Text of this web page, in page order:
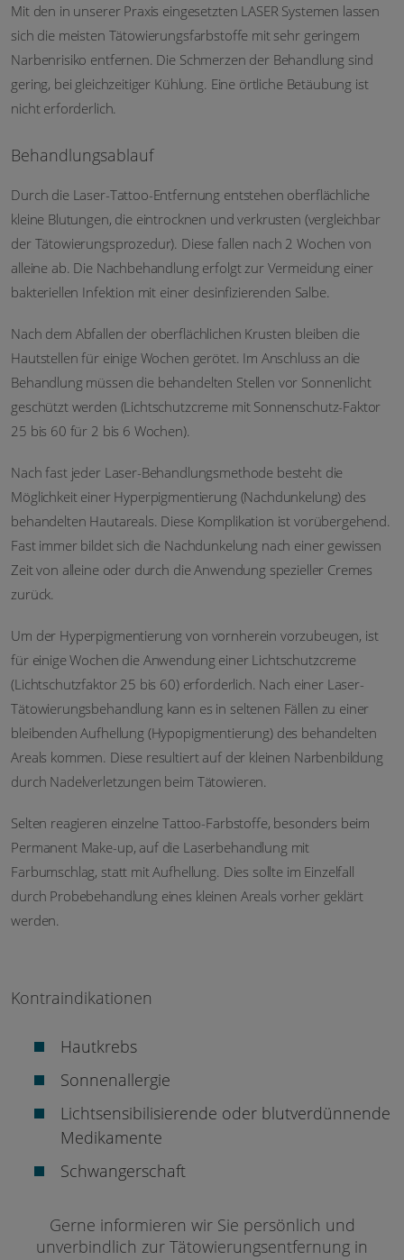
Mit den in unserer Praxis eingesetzten LASER Systemen lassen
sich die meisten Tätowierungsfarbstoffe mit sehr geringem
Narbenrisiko entfernen. Die Schmerzen der Behandlung sind
gering, bei gleichzeitiger Kühlung. Eine örtliche Betäubung ist
nicht erforderlich.
Behandlungsablauf
Durch die Laser-Tattoo-Entfernung entstehen oberflächliche
kleine Blutungen, die eintrocknen und verkrusten (vergleichbar
der Tätowierungsprozedur). Diese fallen nach 2 Wochen von
alleine ab. Die Nachbehandlung erfolgt zur Vermeidung einer
bakteriellen Infektion mit einer desinfizierenden Salbe.
Nach dem Abfallen der oberflächlichen Krusten bleiben die
Hautstellen für einige Wochen gerötet. Im Anschluss an die
Behandlung müssen die behandelten Stellen vor Sonnenlicht
geschützt werden (Lichtschutzcreme mit Sonnenschutz-Faktor
25 bis 60 für 2 bis 6 Wochen).
Nach fast jeder Laser-Behandlungsmethode besteht die
Möglichkeit einer Hyperpigmentierung (Nachdunkelung) des
behandelten Hautareals. Diese Komplikation ist vorübergehend.
Fast immer bildet sich die Nachdunkelung nach einer gewissen
Zeit von alleine oder durch die Anwendung spezieller Cremes
zurück.
Um der Hyperpigmentierung von vornherein vorzubeugen, ist
für einige Wochen die Anwendung einer Lichtschutzcreme
(Lichtschutzfaktor 25 bis 60) erforderlich. Nach einer Laser-
Tätowierungs­behandlung kann es in seltenen Fällen zu einer
bleibenden Aufhellung (Hypopigmentierung) des behandelten
Areals kommen. Diese resultiert auf der kleinen Narbenbildung
durch Nadelverletzungen beim Tätowieren.
Selten reagieren einzelne Tattoo-Farbstoffe, besonders beim
Permanent Make-up, auf die Laserbehandlung mit
Farbumschlag, statt mit Aufhellung. Dies sollte im Einzelfall
durch Probebehandlung eines kleinen Areals vorher geklärt
werden.
Kontraindikationen
Hautkrebs
Sonnenallergie
Lichtsensibilisierende oder blutverdünnende
Medikamente
Schwangerschaft
Gerne informieren wir Sie persönlich und
unverbindlich zur Tätowierungsentfernung in